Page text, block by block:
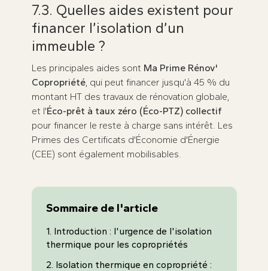
7.3. Quelles aides existent pour
financer l’isolation d’un
immeuble ?
Les principales aides sont Ma Prime Rénov'
Copropriété, qui peut financer jusqu'à 45 % du
montant HT des travaux de rénovation globale,
et l'Éco-prêt à taux zéro (Éco-PTZ) collectif
pour financer le reste à charge sans intérêt. Les
Primes des Certificats d'Économie d'Énergie
(CEE) sont également mobilisables.
Sommaire de l'article
1. Introduction : l'urgence de l'isolation
thermique pour les copropriétés
2. Isolation thermique en copropriété :